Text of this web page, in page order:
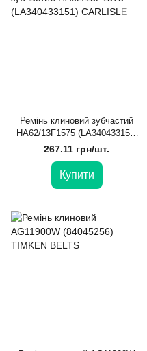
Ремінь клиновий зубчастий
HA62/13F1575 (LA340433151)
CARLISLE
267.11 грн/шт.
Купити